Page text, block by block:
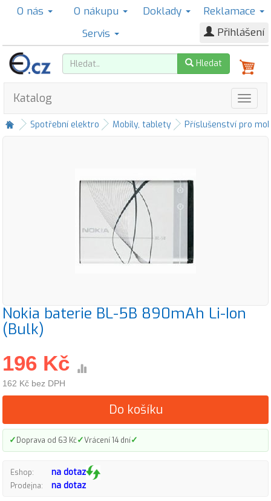
O nás O nákupu Doklady
Reklamace
Servis
Přihlášení
Hledat
Katalog
Spotřební elektro Mobily, tablety Příslušenství pro
Nokia baterie BL-5B 890mAh Li-Ion
(Bulk)
196 Kč
162 Kč bez DPH
Do košíku
✓Doprava od 63 Kč✓Vrácení 14 dní✓
Eshop: na dotaz
Prodejna: na dotaz